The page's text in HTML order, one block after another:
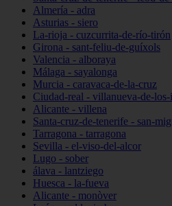
Almería - adra
Asturias - siero
La-rioja - cuzcurrita-de-río-tirón
Girona - sant-feliu-de-guíxols
Valencia - alboraya
Málaga - sayalonga
Murcia - caravaca-de-la-cruz
Ciudad-real - villanueva-de-los-
Alicante - villena
Santa-cruz-de-tenerife - san-
Tarragona - tarragona
Sevilla - el-viso-del-alcor
Lugo - sober
álava - lantziego
Huesca - la-fueva
Alicante - monòver